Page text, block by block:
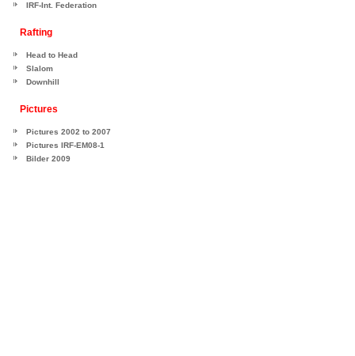
IRF-Int. Federation
Rafting
Head to Head
Slalom
Downhill
Pictures
Pictures 2002 to 2007
Pictures IRF-EM08-1
Bilder 2009